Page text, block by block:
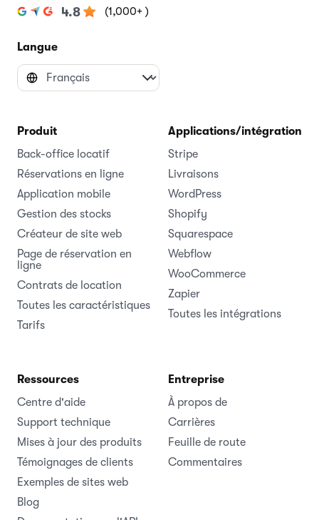
4.8 (1,000+ )
Langue
Produit
Back-office locatif
Réservations en ligne
Application mobile
Gestion des stocks
Créateur de site web
Page de réservation en
ligne
Contrats de location
Toutes les caractéristiques
Tarifs
Applications/intégrations
Stripe
Livraisons
WordPress
Shopify
Squarespace
Webflow
WooCommerce
Zapier
Toutes les intégrations
Ressources
Centre d'aide
Support technique
Mises à jour des produits
Témoignages de clients
Exemples de sites web
Blog
Entreprise
À propos de
Carrières
Feuille de route
Commentaires